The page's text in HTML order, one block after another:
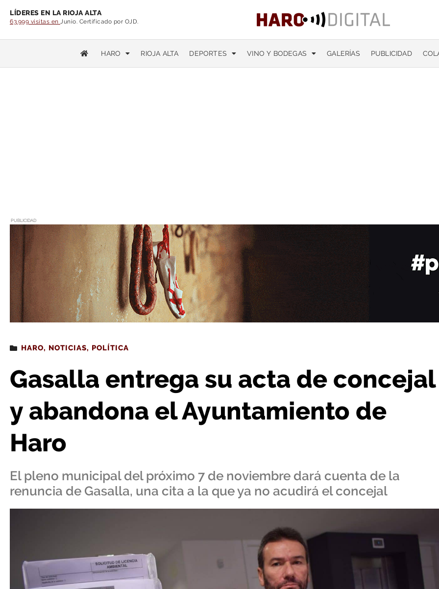
LÍDERES EN LA RIOJA ALTA
63.999 visitas en Junio. Certificado por OJD.
HARO RIOJA ALTA DEPORTES VINO Y BODEGAS GALERÍAS PUBLICIDAD
PUBLICIDAD
Estás leyendo: Gasalla entrega su acta de concejal y abandona el Ayuntamiento de Haro
HARO, NOTICIAS, POLÍTICA
Gasalla entrega su acta de concejal
y abandona el Ayuntamiento de
Haro
El pleno municipal del próximo 7 de noviembre dará cuenta de la
renuncia de Gasalla, una cita a la que ya no acudirá el concejal